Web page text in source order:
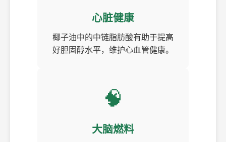
心脏健康
椰子油中的中链脂肪酸有助于提高
好胆固醇水平，维护心血管健康。
🧠
大脑燃料